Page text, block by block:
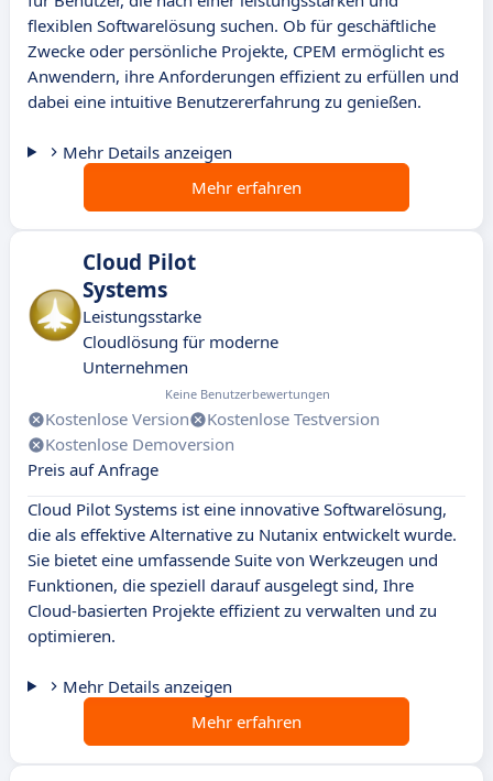
flexiblen Softwarelösung suchen. Ob für geschäftliche
Zwecke oder persönliche Projekte, CPEM ermöglicht es
Anwendern, ihre Anforderungen effizient zu erfüllen und
dabei eine intuitive Benutzererfahrung zu genießen.
Mehr Details anzeigen
Mehr erfahren
Cloud Pilot
Systems
Leistungsstarke
Cloudlösung für moderne
Unternehmen
Keine Benutzerbewertungen
Kostenlose Version
Kostenlose Testversion
Kostenlose Demoversion
Preis auf Anfrage
Cloud Pilot Systems ist eine innovative Softwarelösung,
die als effektive Alternative zu Nutanix entwickelt wurde.
Sie bietet eine umfassende Suite von Werkzeugen und
Funktionen, die speziell darauf ausgelegt sind, Ihre
Cloud-basierten Projekte effizient zu verwalten und zu
optimieren.
Mehr Details anzeigen
Mehr erfahren